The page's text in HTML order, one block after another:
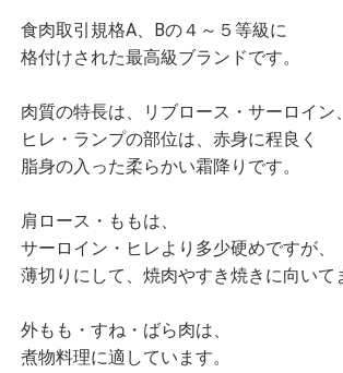
食肉取引規格A、Bの４～５等級に
格付けされた最高級ブランドです。
肉質の特長は、リブロース・サーロイン、
ヒレ・ランプの部位は、赤身に程良く
脂身の入った柔らかい霜降りです。
肩ロース・ももは、
サーロイン・ヒレより多少硬めですが、
薄切りにして、焼肉やすき焼きに向いて
外もも・すね・ばら肉は、
煮物料理に適しています。